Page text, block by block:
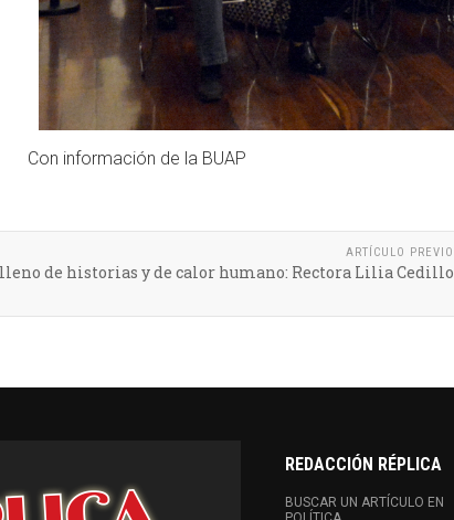
Con información de la BUAP
ARTÍCULO PREVIO
lleno de historias y de calor humano: Rectora Lilia Cedillo
REDACCIÓN RÉPLICA
BUSCAR UN ARTÍCULO EN